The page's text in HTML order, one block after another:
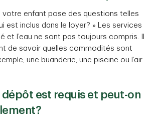
votre enfant pose des questions telles
est inclus dans le loyer? » Les services
et l’eau ne sont pas toujours compris. Il
de savoir quelles commodités sont
une buanderie, une piscine ou l’air
dépôt est requis et peut-on